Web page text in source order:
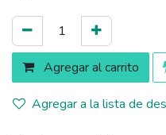
Agregar al carrito
Agregar a la lista de